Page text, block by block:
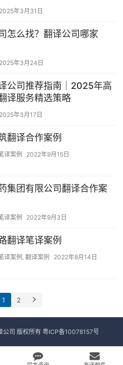
2025年3月31日
怎么找？翻译公司哪家
2025年3月24日
公司推荐指南｜2025年高
译服务精选策略
2025年3月17日
翻译合作案例
译案例 2022年9月15日
集团有限公司翻译合作案
译案例 2022年9月3日
翻译笔译案例
译案例 翻译案例 2022年8月14日
1 2
司 版权所有 粤ICP备10078157号